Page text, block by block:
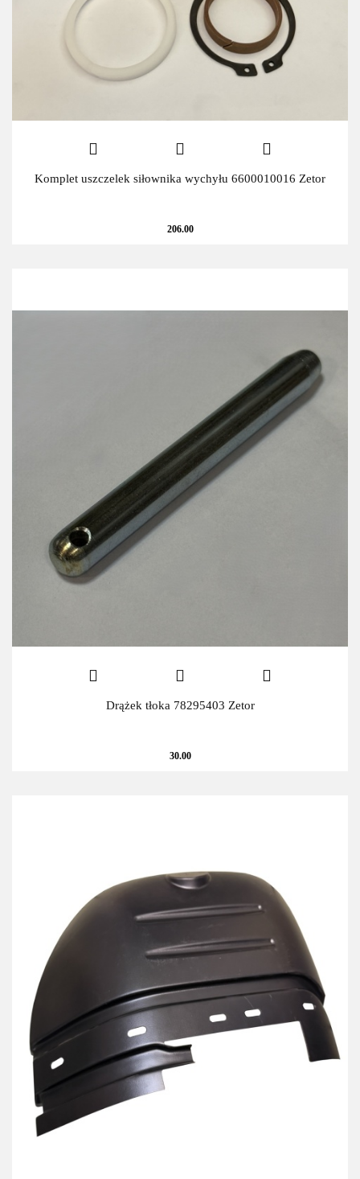
Komplet uszczelek siłownika wychyłu 6600010016 Zetor
206.00
Drążek tłoka 78295403 Zetor
30.00